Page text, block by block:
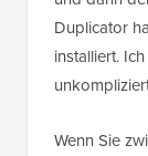
Duplicator
installiert.
Wenn Sie